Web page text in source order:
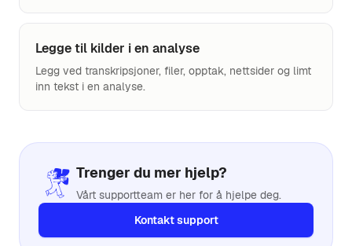
Legge til kilder i en analyse
Legg ved transkripsjoner, filer, opptak, nettsider og limt
inn tekst i en analyse.
Trenger du mer hjelp?
Vårt supportteam er her for å hjelpe deg.
Kontakt support